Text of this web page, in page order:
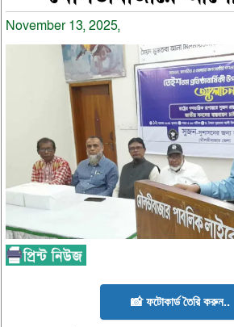
November 13, 2025,
📸 ফটোকার্ড তৈরি করুন..